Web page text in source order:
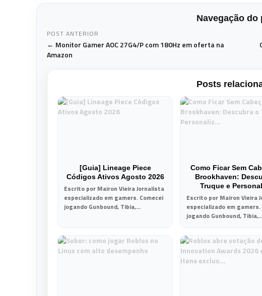
Navegação do
POST ANTERIOR
← Monitor Gamer AOC 27G4/P com 180Hz em oferta na
Amazon
Posts
[Guia] Lineage Piece
Códigos Ativos Agosto 2026
Escrito por Mairon Vieira Jornalista
especializado em gamers. Comecei
jogando Gunbound, Tibia,...
Como Ficar Sem
Brookhaven:
Truque e
Escrito por Mairon Vieira
especializado em gamers.
jogando Gunbound,